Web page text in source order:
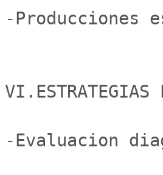
-Producciones
VI.ESTRATEGIAS
-Evaluacion